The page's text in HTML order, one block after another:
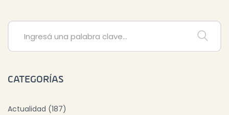
CATEGORÍAS
Actualidad (187)